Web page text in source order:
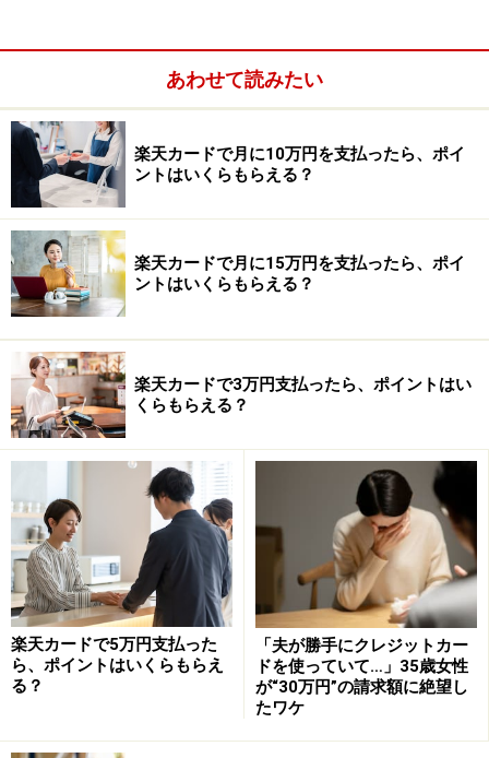
定職に就いているかどうかで決まる。自由
業、自営業、派遣社員、フリーターは厳し
い
とくに信用を重視する銀行系カードでは、申込者が定職
についているかどうかを重視します。小規模な事業所で
あっても銀行ときちんと取り引きのある会社で、そこの
正社員であれば問題はありません。難しいのは自由業や
自営業、それに派遣社員、フリーターの場合です。
※記事内容は執筆時点のものです。最新の内容をご確認くださ
い。
本記事の内容は一般的な情報提供を目的としており、特定の金融
あわせて読みたい
楽天カードで月に10万円を支払ったら、ポイ
ントはいくらもらえる？
楽天カードで月に15万円を支払ったら、ポイ
ントはいくらもらえる？
楽天カードで3万円支払ったら、ポイントはい
くらもらえる？
楽天カードで5万円支払った
ら、ポイントはいくらもらえ
る？
「夫が勝手にクレジットカー
ドを使っていて…」35歳女性
が“30万円”の請求額に絶望し
たワケ